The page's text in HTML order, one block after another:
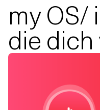
my OS/
die